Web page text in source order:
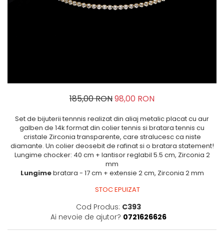
185,00 RON98,00 RON
Set de bijuterii tennnis realizat din aliaj metalic placat cu aur
galben de 14k format din colier tennis si bratara tennis cu
cristale Zirconia transparente, care stralucesc ca niste
diamante. Un colier deosebit de rafinat si o bratara statement!
Lungime chocker: 40 cm + lantisor reglabil 5.5 cm, Zirconia 2
mm
Lungimebratara - 17 cm + extensie 2 cm, Zirconia 2 mm
STOC EPUIZAT
Cod Produs: C393
Ai nevoie de ajutor? 0721626626